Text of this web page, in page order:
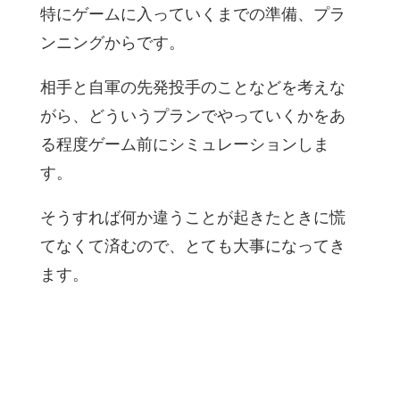
特にゲームに入っていくまでの準備、プラ
ンニングからです。
相手と自軍の先発投手のことなどを考えな
がら、どういうプランでやっていくかをあ
る程度ゲーム前にシミュレーションしま
す。
そうすれば何か違うことが起きたときに慌
てなくて済むので、とても大事になってき
ます。